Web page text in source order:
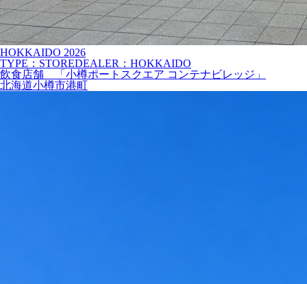
HOKKAIDO 2026
TYPE：STOREDEALER：HOKKAIDO
飲食店舗 「小樽ポートスクエア コンテナビレッジ」
北海道小樽市港町